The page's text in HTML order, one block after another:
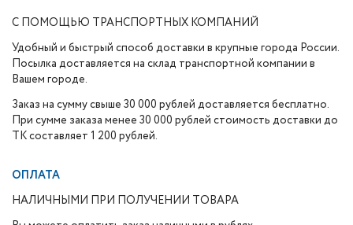
С ПОМОЩЬЮ ТРАНСПОРТНЫХ КОМПАНИЙ
Удобный и быстрый способ доставки в крупные города России.
Посылка доставляется на склад транспортной компании в
Вашем городе.
Заказ на сумму свыше 30 000 рублей доставляется бесплатно.
При сумме заказа менее 30 000 рублей стоимость доставки до
ТК составляет 1 200 рублей.
ОПЛАТА
НАЛИЧНЫМИ ПРИ ПОЛУЧЕНИИ ТОВАРА